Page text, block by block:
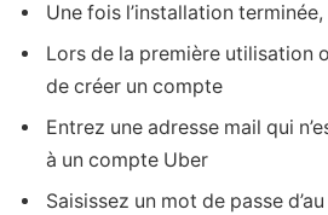
Une fois l’installation terminée,
Lors de la première utilisation
de créer un compte
Entrez une adresse mail qui
à un compte Uber
Saisissez un mot de passe